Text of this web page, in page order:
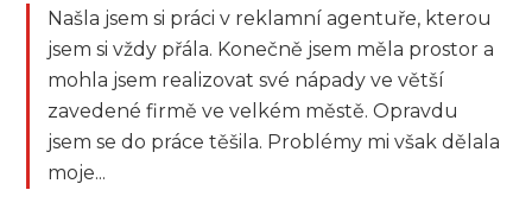
Našla jsem si práci v reklamní agentuře, kterou
jsem si vždy přála. Konečně jsem měla prostor a
mohla jsem realizovat své nápady ve větší
zavedené firmě ve velkém městě. Opravdu
jsem se do práce těšila. Problémy mi však dělala
moje...